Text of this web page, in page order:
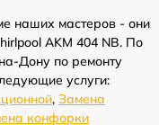
наших мастеров - они
AKM 404 NB. По
Дону по ремонту
услуги:
, Замена
конфорки